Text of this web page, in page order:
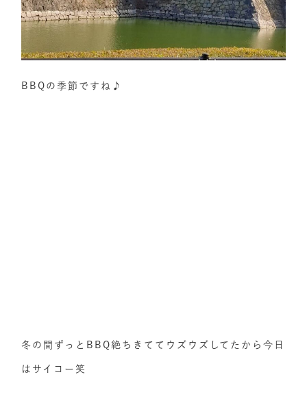
BBQの季節ですね♪
冬の間ずっとBBQ絶ちきててウズウズしてたから今日
はサイコー笑